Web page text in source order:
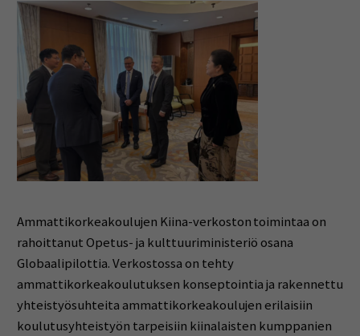
Ammattikorkeakoulujen Kiina-verkoston toimintaa on
rahoittanut Opetus- ja kulttuuriministeriö osana
Globaalipilottia. Verkostossa on tehty
ammattikorkeakoulutuksen konseptointia ja rakennettu
yhteistyösuhteita ammattikorkeakoulujen erilaisiin
koulutusyhteistyön tarpeisiin kiinalaisten kumppanien